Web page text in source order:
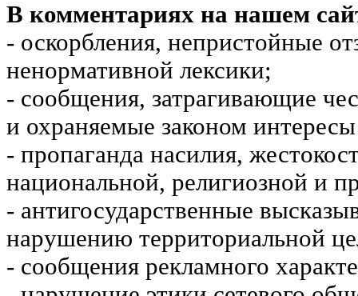
В комментариях на нашем
- оскорбления, непристойные
ненормативной лексики;
- сообщения, затрагивающие
и охраняемые законом
- пропаганда насилия,
национальной, религиозной и
- антигосударственные
нарушению территориальной
- сообщения рекламного